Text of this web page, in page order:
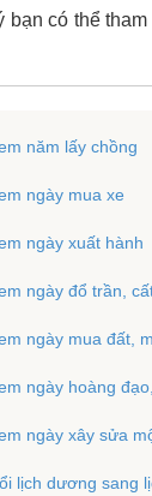
có thể tham
năm lấy chồng
ngày mua xe
ngày xuất hành
ngày đổ trần,
ngày mua đất,
ngày hoàng
ngày xây sửa
lịch dương sang